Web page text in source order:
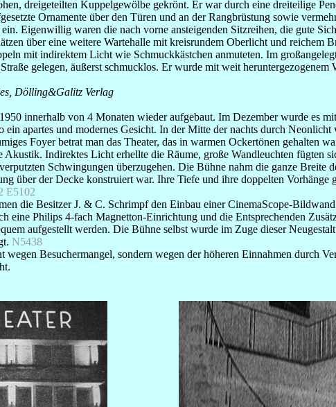
dreigeteilten Kuppelgewölbe gekrönt. Er war durch eine dreiteilige
Ornamente über den Türen und an der Rangbrüstung sowie
Eigenwillig waren die nach vorne ansteigenden Sitzreihen, die gute
über eine weitere Wartehalle mit kreisrundem Oberlicht und reichem
mit indirektem Licht wie Schmuckkästchen anmuteten. Im
gelegen, äußerst schmucklos. Er wurde mit weit
Dölling&Galitz Verlag
innerhalb von 4 Monaten wieder aufgebaut. Im Dezember wurde es
apartes und modernes Gesicht. In der Mitte der nachts durch
Foyer betrat man das Theater, das in warmen Ockertönen
Indirektes Licht erhellte die Räume, große Wandleuchten fügten
Schwingungen überzugehen. Die Bühne nahm die ganze
über der Decke konstruiert war. Ihre Tiefe und ihre doppelten
E5102
die Besitzer J. & C. Schrimpf den Einbau einer CinemaScope-
eine Philips 4-fach Magnetton-Einrichtung und die Entsprechenden
aufgestellt werden. Die Bühne selbst wurde im Zuge dieser
N5438
wegen Besuchermangel, sondern wegen der höheren Einnahmen durch